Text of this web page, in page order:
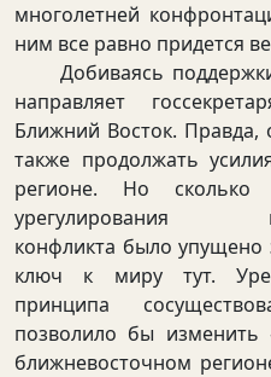
многолетней
ним все равно придется
Добиваясь поддержки
направляет
Ближний Восток. Правда,
также продолжать
регионе. Но
урегулирования
конфликта было упущено
ключ к миру тут.
принципа
позволило бы изменить
ближневосточном